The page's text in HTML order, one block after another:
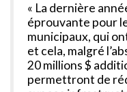
« La dernière
éprouvante pour
municipaux, qui
et cela, malgré
20 millions $
permettront de